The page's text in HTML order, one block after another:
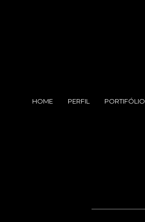
HOME PERFIL PORTIFÓLIO